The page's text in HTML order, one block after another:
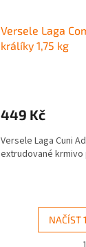
Versele Laga
králíky 1,75 kg
449 Kč
Versele Laga Cuni
extrudované
NAČÍST